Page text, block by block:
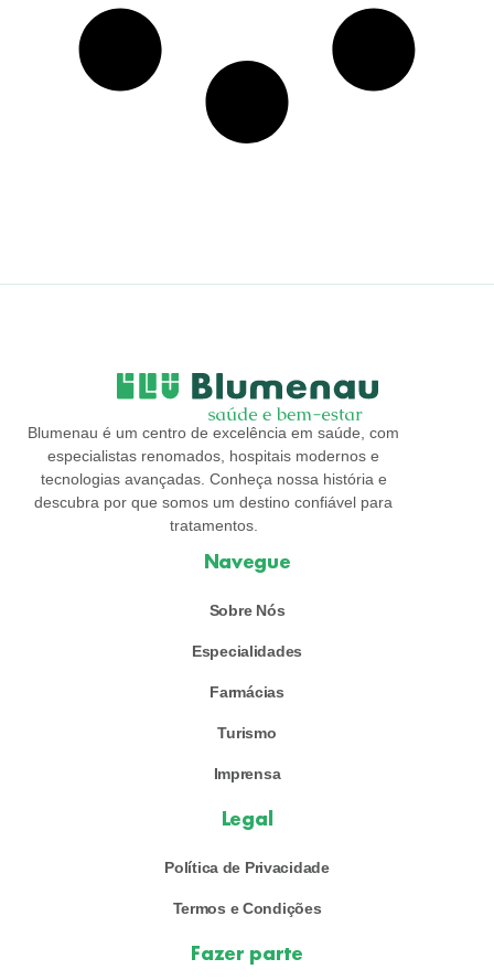
Blumenau é um centro de excelência em saúde, com
especialistas renomados, hospitais modernos e
tecnologias avançadas. Conheça nossa história e
descubra por que somos um destino confiável para
tratamentos.
Navegue
Sobre Nós
Especialidades
Farmácias
Turismo
Imprensa
Legal
Política de Privacidade
Termos e Condições
Fazer parte